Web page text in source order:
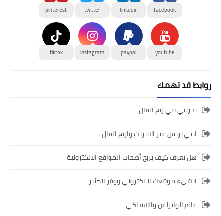
facebook
linkedin
twitter
pinterest
youtube
paypal
instagram
tiktok
روابط قد تهمك
تجربتي في ربح المال
ابني بزنس عبر الانترنت واربح المال
هل تعرف كيف يربح أصحاب المواقع الالكترونية
انشىء موقعك الالكتروني ووفر الكثير
عالم الوايرلس واللاسلكي